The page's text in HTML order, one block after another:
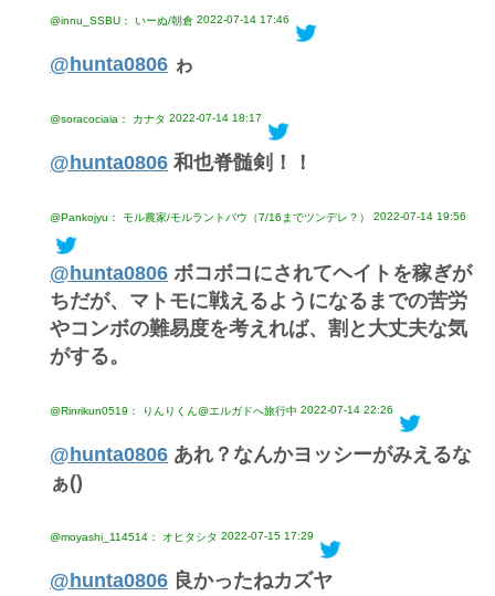
@innu_SSBU： いーぬ/朝倉 2022-07-14 17:46
@hunta0806 ゎ
@soracociaia： カナタ 2022-07-14 18:17
@hunta0806 和也脊髄剣！！
@Pankojyu： モル農家/モルラントバウ（7/16までツンデレ？） 2022-07-14 19:56
@hunta0806 ボコボコにされてヘイトを稼ぎが
ちだが、マトモに戦えるようになるまでの苦労
やコンボの難易度を考えれば、割と大丈夫な気
がする。
@Rinrikun0519： りんりくん@エルガドへ旅行中 2022-07-14 22:26
@hunta0806 あれ？なんかヨッシーがみえるな
ぁ()
@moyashi_114514： オヒタシタ 2022-07-15 17:29
@hunta0806 良かったねカズヤ